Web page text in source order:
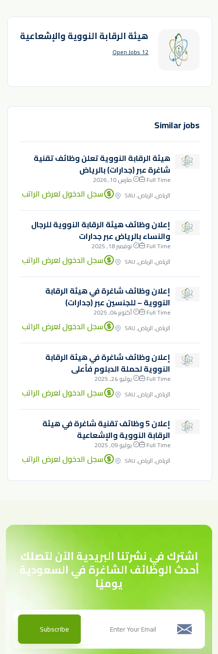
هيئة الرقابة النووية والإشعاعية
12 Open Jobs
Similar jobs
هيئة الرقابة النووية تعلن وظائف تقنية
شاغرة عبر (جدارات) بالرياض
Full Time
مارس 10, 2026
الرياض, الرياض, SAU
سجل الدخول لعرض الراتب
إعلان وظائف هيئة الرقابة النووية للرجال
والنساء بالرياض عبر جدارات
Full Time
نوفمبر 18, 2025
الرياض, الرياض, SAU
سجل الدخول لعرض الراتب
إعلان وظائف شاغرة في هيئة الرقابة
النووية – للجنسين عبر (جدارات)
Full Time
أكتوبر 04, 2025
الرياض, الرياض, SAU
سجل الدخول لعرض الراتب
إعلان وظائف شاغرة في هيئة الرقابة
النووية لحملة الدبلوم فأعلى
Full Time
يوليو 24, 2025
الرياض, الرياض, SAU
سجل الدخول لعرض الراتب
إعلان 5 وظائف تقنية شاغرة في هيئة
الرقابة النووية والإشعاعية
Full Time
يوليو 09, 2025
الرياض, الرياض, SAU
سجل الدخول لعرض الراتب
اشترك في نشرتنا البريدية الآن لتصلك
أحدث الوظائف الشاغرة في السعودية
يوميًا
Subscribe